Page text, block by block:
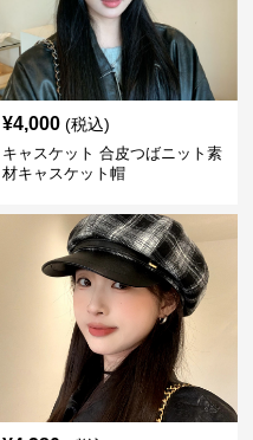
¥4,000 (税込)
キャスケット 合皮つばニット素
材キャスケット帽